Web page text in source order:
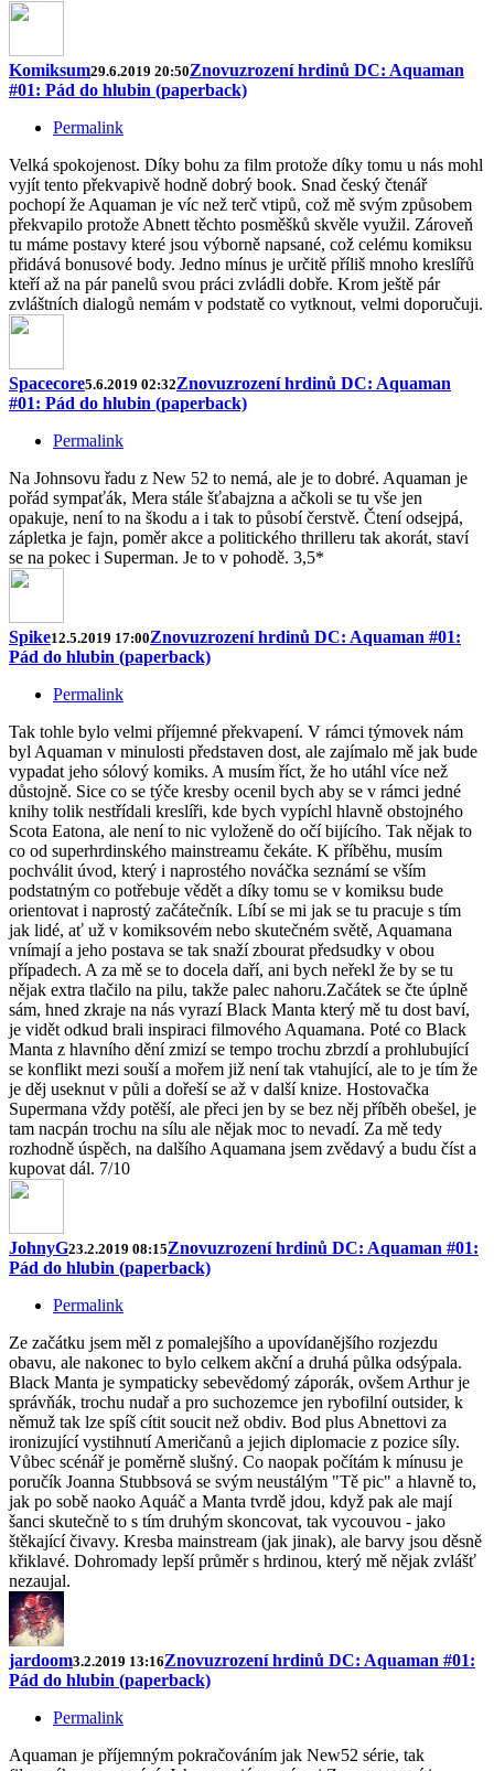
Komiksum29.6.2019 20:50Znovuzrození hrdinů DC: Aquaman
#01: Pád do hlubin (paperback)
Permalink
Velká spokojenost. Díky bohu za film protože díky tomu u nás mohl
vyjít tento překvapivě hodně dobrý book. Snad český čtenář
pochopí že Aquaman je víc než terč vtipů, což mě svým způsobem
překvapilo protože Abnett těchto posměšků skvěle využil. Zároveň
tu máme postavy které jsou výborně napsané, což celému komiksu
přidává bonusové body. Jedno mínus je určitě příliš mnoho kreslířů
kteří až na pár panelů svou práci zvládli dobře. Krom ještě pár
zvláštních dialogů nemám v podstatě co vytknout, velmi doporučuji.
Spacecore5.6.2019 02:32Znovuzrození hrdinů DC: Aquaman
#01: Pád do hlubin (paperback)
Permalink
Na Johnsovu řadu z New 52 to nemá, ale je to dobré. Aquaman je
pořád sympaťák, Mera stále šťabajzna a ačkoli se tu vše jen
opakuje, není to na škodu a i tak to působí čerstvě. Čtení odsejpá,
zápletka je fajn, poměr akce a politického thrilleru tak akorát, staví
se na pokec i Superman. Je to v pohodě. 3,5*
Spike12.5.2019 17:00Znovuzrození hrdinů DC: Aquaman #01:
Pád do hlubin (paperback)
Permalink
Tak tohle bylo velmi příjemné překvapení. V rámci týmovek nám
byl Aquaman v minulosti představen dost, ale zajímalo mě jak bude
vypadat jeho sólový komiks. A musím říct, že ho utáhl více než
důstojně. Sice co se týče kresby ocenil bych aby se v rámci jedné
knihy tolik nestřídali kreslíři, kde bych vypíchl hlavně obstojného
Scota Eatona, ale není to nic vyloženě do očí bijícího. Tak nějak to
co od superhrdinského mainstreamu čekáte. K příběhu, musím
pochválit úvod, který i naprostého nováčka seznámí se vším
podstatným co potřebuje vědět a díky tomu se v komiksu bude
orientovat i naprostý začátečník. Líbí se mi jak se tu pracuje s tím
jak lidé, ať už v komiksovém nebo skutečném světě, Aquamana
vnímají a jeho postava se tak snaží zbourat předsudky v obou
případech. A za mě se to docela daří, ani bych neřekl že by se tu
nějak extra tlačilo na pilu, takže palec nahoru.Začátek se čte úplně
sám, hned zkraje na nás vyrazí Black Manta který mě tu dost baví,
je vidět odkud brali inspiraci filmového Aquamana. Poté co Black
Manta z hlavního dění zmizí se tempo trochu zbrzdí a prohlubující
se konflikt mezi souší a mořem již není tak vtahující, ale to je tím že
je děj useknut v půli a dořeší se až v další knize. Hostovačka
Supermana vždy potěší, ale přeci jen by se bez něj příběh obešel, je
tam nacpán trochu na sílu ale nějak moc to nevadí. Za mě tedy
rozhodně úspěch, na dalšího Aquamana jsem zvědavý a budu číst a
kupovat dál. 7/10
JohnyG23.2.2019 08:15Znovuzrození hrdinů DC: Aquaman #01:
Pád do hlubin (paperback)
Permalink
Ze začátku jsem měl z pomalejšího a upovídanějšího rozjezdu
obavu, ale nakonec to bylo celkem akční a druhá půlka odsýpala.
Black Manta je sympaticky sebevědomý záporák, ovšem Arthur je
správňák, trochu nudař a pro suchozemce jen rybofilní outsider, k
němuž tak lze spíš cítit soucit než obdiv. Bod plus Abnettovi za
ironizující vystihnutí Američanů a jejich diplomacie z pozice síly.
Vůbec scénář je poměrně slušný. Co naopak počítám k mínusu je
poručík Joanna Stubbsová se svým neustálým "Tě pic" a hlavně to,
jak po sobě naoko Aquáč a Manta tvrdě jdou, když pak ale mají
šanci skutečně to s tím druhým skoncovat, tak vycouvou - jako
štěkající čivavy. Kresba mainstream (jak jinak), ale barvy jsou děsně
křiklavé. Dohromady lepší průměr s hrdinou, který mě nějak zvlášť
nezaujal.
jardoom3.2.2019 13:16Znovuzrození hrdinů DC: Aquaman #01:
Pád do hlubin (paperback)
Permalink
Aquaman je příjemným pokračováním jak New52 série, tak